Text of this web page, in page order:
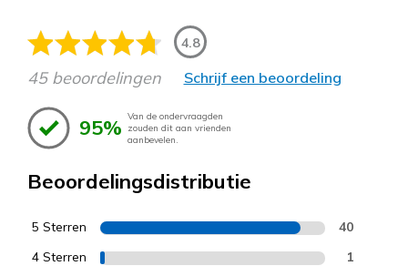
4.8
45 beoordelingen Schrijf een beoordeling
95% Van de ondervraagden
zouden dit aan vrienden
aanbevelen.
Beoordelingsdistributie
5 Sterren 40
4 Sterren 1